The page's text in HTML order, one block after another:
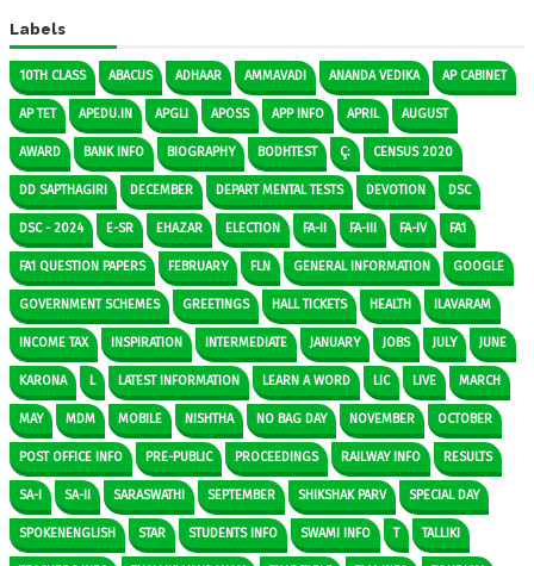
Labels
10TH CLASS ABACUS ADHAAR AMMAVADI ANANDA VEDIKA AP CABINET
AP TET APEDU.IN APGLI APOSS APP INFO APRIL AUGUST
AWARD BANK INFO BIOGRAPHY BODHTEST Ç: CENSUS 2020
DD SAPTHAGIRI DECEMBER DEPART MENTAL TESTS DEVOTION DSC
DSC - 2024 E-SR EHAZAR ELECTION FA-II FA-III FA-IV FA1
FA1 QUESTION PAPERS FEBRUARY FLN GENERAL INFORMATION GOOGLE
GOVERNMENT SCHEMES GREETINGS HALL TICKETS HEALTH ILAVARAM
INCOME TAX INSPIRATION INTERMEDIATE JANUARY JOBS JULY JUNE
KARONA L LATEST INFORMATION LEARN A WORD LIC LIVE MARCH
MAY MDM MOBILE NISHTHA NO BAG DAY NOVEMBER OCTOBER
POST OFFICE INFO PRE-PUBLIC PROCEEDINGS RAILWAY INFO RESULTS
SA-I SA-II SARASWATHI SEPTEMBER SHIKSHAK PARV SPECIAL DAY
SPOKENENGLISH STAR STUDENTS INFO SWAMI INFO T TALLIKI